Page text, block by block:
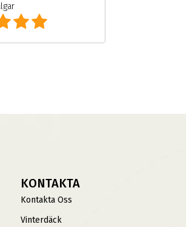
KONTAKTA
Kontakta Oss
Vinterdäck